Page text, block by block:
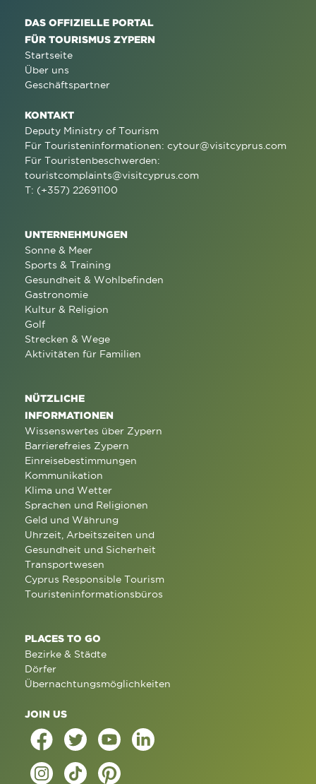
DAS OFFIZIELLE PORTAL
FÜR TOURISMUS ZYPERN
Startseite
Über uns
Geschäftspartner
KONTAKT
Deputy Ministry of Tourism
Für Touristeninformationen: cytour@visitcyprus.com
Für Touristenbeschwerden:
touristcomplaints@visitcyprus.com
T: (+357) 22691100
UNTERNEHMUNGEN
Sonne & Meer
Sports & Training
Gesundheit & Wohlbefinden
Gastronomie
Kultur & Religion
Golf
Strecken & Wege
Aktivitäten für Familien
NÜTZLICHE
INFORMATIONEN
Wissenswertes über Zypern
Barrierefreies Zypern
Einreisebestimmungen
Kommunikation
Klima und Wetter
Sprachen und Religionen
Geld und Währung
Uhrzeit, Arbeitszeiten und
Gesundheit und Sicherheit
Transportwesen
Cyprus Responsible Tourism
Touristeninformationsbüros
PLACES TO GO
Bezirke & Städte
Dörfer
Übernachtungsmöglichkeiten
JOIN US